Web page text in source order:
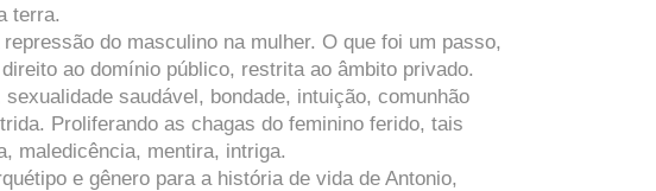
terra.
do masculino na mulher. O que foi um passo,
ao domínio público, restrita ao âmbito privado.
saudável, bondade, intuição, comunhão
Proliferando as chagas do feminino ferido, tais
maledicência, mentira, intriga.
e gênero para a história de vida de Antonio,